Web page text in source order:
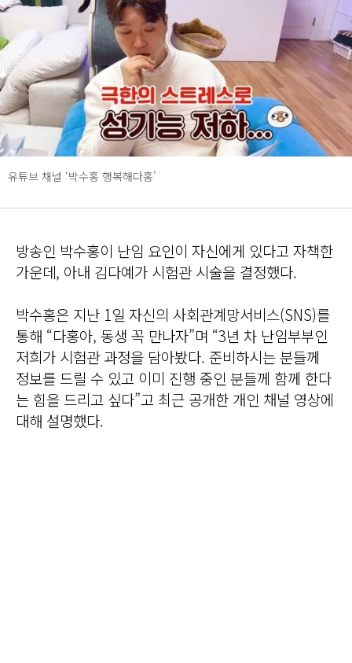
유튜브 채널 ‘박수홍 행복해다홍’
방송인 박수홍이 난임 요인이 자신에게 있다고 자책한
가운데, 아내 김다예가 시험관 시술을 결정했다.
박수홍은 지난 1일 자신의 사회관계망서비스(SNS)를
통해 “다홍아, 동생 꼭 만나자”며 “3년 차 난임부부인
저희가 시험관 과정을 담아봤다. 준비하시는 분들께
정보를 드릴 수 있고 이미 진행 중인 분들께 함께 한다
는 힘을 드리고 싶다”고 최근 공개한 개인 채널 영상에
대해 설명했다.